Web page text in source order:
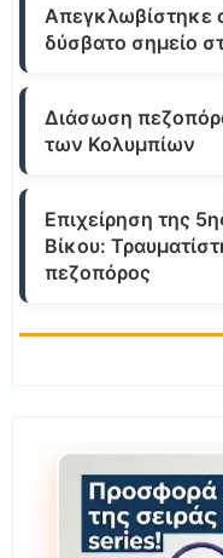
Απεγκλωβίστηκε
δύσβατο σημείο
Διάσωση
των Κολυμπίων
Επιχείρηση της
Βίκου:
πεζοπόρος